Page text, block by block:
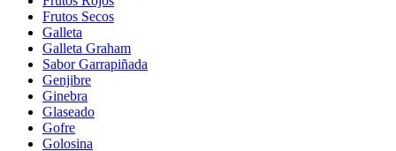
Frutos Secos
Galleta
Galleta Graham
Sabor Garrapiñada
Genjibre
Ginebra
Glaseado
Gofre
Golosina